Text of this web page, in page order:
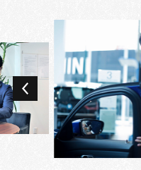
その独特の「乗り
試乗を勧め、ハン
ある走りを体感し
車内は貴重な営業
間だからこそ打ち
りできることも。
ジン、スポーツタ
ごとに多様な競合
的にBMWを選んで
新人の頃はお客様
て、こわばった状
それではいつまで
ことに気づきまし
様が乗られている
などをお伺いし、